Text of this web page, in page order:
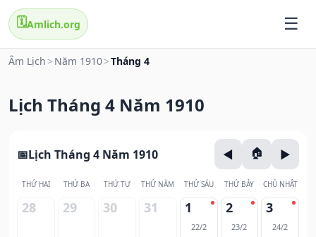
🗓️Amlich.org
Âm Lịch > Năm 1910>Tháng 4
Lịch Tháng 4 Năm 1910
Lịch Tháng 4 Năm 1910
THỨ HAI THỨ BA THỨ TƯ THỨ NĂM THỨ SÁU THỨ BẢY CHỦ NHẬT
28 29 30 31 1
22/2
2
23/2
3
24/2